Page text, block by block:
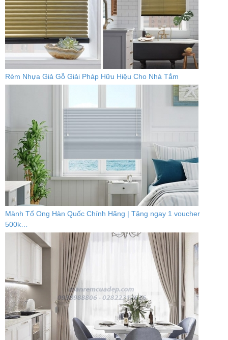
Rèm Nhựa Giả Gỗ Giải Pháp Hữu Hiệu Cho Nhà Tắm
Mành Tổ Ong Hàn Quốc Chính Hãng | Tặng ngay 1 voucher
500k…